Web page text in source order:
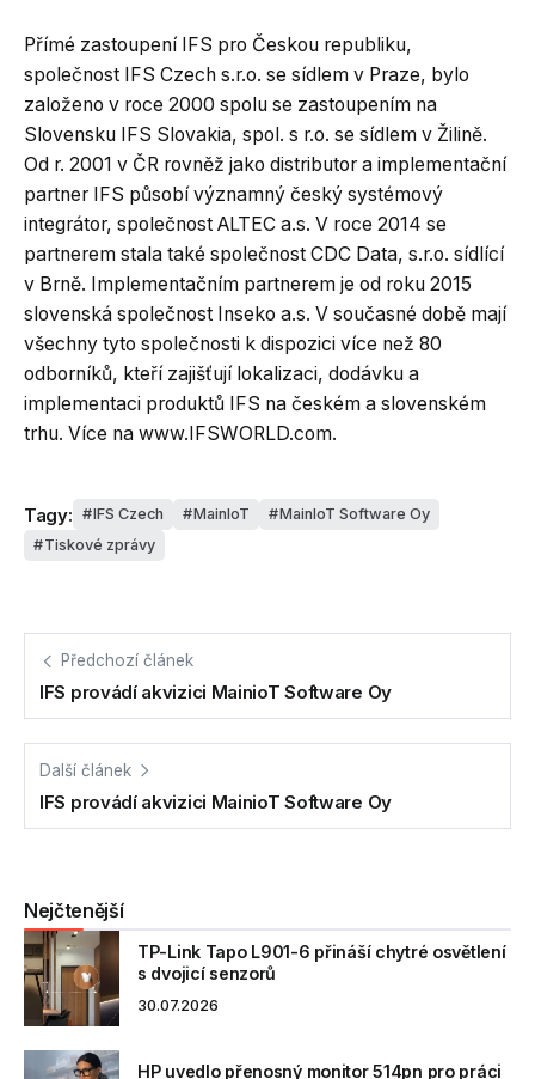
Přímé zastoupení IFS pro Českou republiku,
společnost IFS Czech s.r.o. se sídlem v Praze, bylo
založeno v roce 2000 spolu se zastoupením na
Slovensku IFS Slovakia, spol. s r.o. se sídlem v Žilině.
Od r. 2001 v ČR rovněž jako distributor a implementační
partner IFS působí významný český systémový
integrátor, společnost ALTEC a.s. V roce 2014 se
partnerem stala také společnost CDC Data, s.r.o. sídlící
v Brně. Implementačním partnerem je od roku 2015
slovenská společnost Inseko a.s. V současné době mají
všechny tyto společnosti k dispozici více než 80
odborníků, kteří zajišťují lokalizaci, dodávku a
implementaci produktů IFS na českém a slovenském
trhu. Více na www.IFSWORLD.com.
Tagy: IFS Czech MainIoT
MainIoT Software Oy
Tiskové zprávy
Předchozí článek
IFS provádí akvizici MainioT Software Oy
Další článek
IFS provádí akvizici MainioT Software Oy
Nejčtenější
TP-Link Tapo L901-6 přináší chytré osvětlení
s dvojicí senzorů
30.07.2026
HP uvedlo přenosný monitor 514pn pro práci